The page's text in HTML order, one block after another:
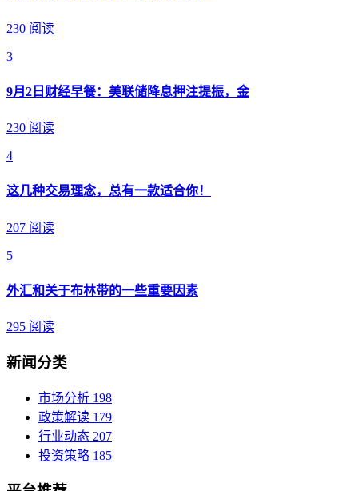
230 阅读
3
9月2日财经早餐：美联储降息押注提振，金
230 阅读
4
这几种交易理念，总有一款适合你！
207 阅读
5
外汇和关于布林带的一些重要因素
295 阅读
新闻分类
市场分析 198
政策解读 179
行业动态 207
投资策略 185